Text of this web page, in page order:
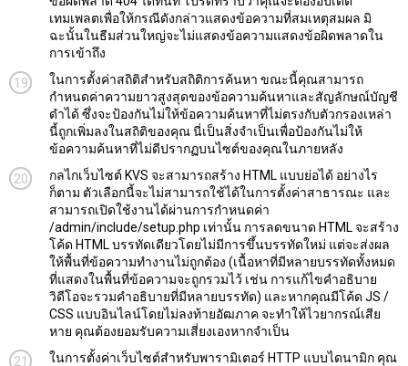
เทมเพลตเพื่อให้กรณีดังกล่าวแสดงข้อความที่สมเหตุสมผล มิ
ฉะนั้นในธีมส่วนใหญ่จะไม่แสดงข้อความแสดงข้อผิดพลาดใน
การเข้าถึง
ในการตั้งค่าสถิติสำหรับสถิติการค้นหา ขณะนี้คุณสามารถ
กำหนดค่าความยาวสูงสุดของข้อความค้นหาและสัญลักษณ์บัญชี
ดำได้ ซึ่งจะป้องกันไม่ให้ข้อความค้นหาที่ไม่ตรงกับตัวกรองเหล่า
นี้ถูกเพิ่มลงในสถิติของคุณ นี่เป็นสิ่งจำเป็นเพื่อป้องกันไม่ให้
ข้อความค้นหาที่ไม่ดีปรากฏบนไซต์ของคุณในภายหลัง
กลไกเว็บไซต์ KVS จะสามารถสร้าง HTML แบบย่อได้ อย่างไร
ก็ตาม ตัวเลือกนี้จะไม่สามารถใช้ได้ในการตั้งค่าสาธารณะ และ
สามารถเปิดใช้งานได้ผ่านการกำหนดค่า
/admin/include/setup.php เท่านั้น การลดขนาด HTML จะสร้าง
โค้ด HTML บรรทัดเดียวโดยไม่มีการขึ้นบรรทัดใหม่ แต่จะส่งผล
ให้พื้นที่ข้อความทำงานไม่ถูกต้อง (เนื้อหาที่มีหลายบรรทัดทั้งหมด
ที่แสดงในพื้นที่ข้อความจะถูกรวมไว้ เช่น การแก้ไขคำอธิบาย
วิดีโอจะรวมคำอธิบายที่มีหลายบรรทัด) และหากคุณมีโค้ด JS /
CSS แบบอินไลน์โดยไม่ลงท้ายอัฒภาค จะทำให้ไวยากรณ์เสีย
หาย คุณต้องยอมรับความเสี่ยงเองหากจำเป็น
ในการตั้งค่าเว็บไซต์สำหรับพารามิเตอร์ HTTP แบบไดนามิก คุณ